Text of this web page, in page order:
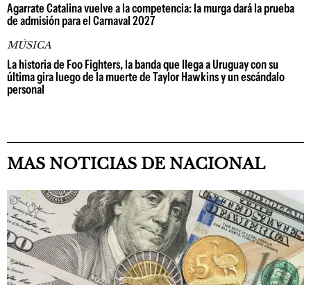
Agarrate Catalina vuelve a la competencia: la murga dará la prueba
de admisión para el Carnaval 2027
MÚSICA
La historia de Foo Fighters, la banda que llega a Uruguay con su
última gira luego de la muerte de Taylor Hawkins y un escándalo
personal
MAS NOTICIAS DE NACIONAL